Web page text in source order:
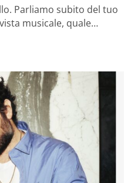
Parliamo subito del tuo
musicale, quale…